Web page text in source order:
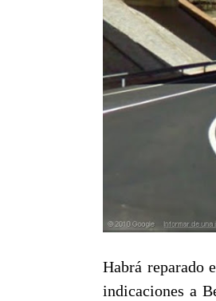
Habrá reparado
indicaciones a